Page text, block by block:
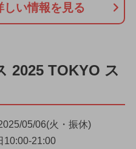
しい情報を見る
2025 TOKYO ス
05/06(火・振休)
10:00-21:00